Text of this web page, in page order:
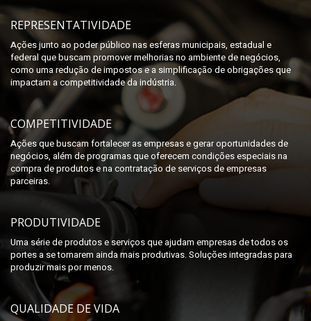
REPRESENTATIVIDADE
Ações junto ao poder público nas esferas municipais, estadual e
federal que buscam promover melhorias no ambiente de negócios,
como uma redução de impostos e a simplificação de obrigações que
impactam a competitividade da indústria.
COMPETITIVIDADE
Ações que buscam fortalecer as empresas e gerar oportunidades de
negócios, além de programas que oferecem condições especiais na
compra de produtos e na contratação de serviços de empresas
parceiras.
PRODUTIVIDADE
Uma série de produtos e serviços que ajudam empresas de todos os
portes a se tornarem ainda mais produtivas. Soluções integradas para
produzir mais por menos.
QUALIDADE DE VIDA